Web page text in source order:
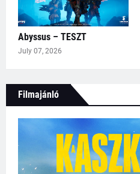
Abyssus – TESZT
July 07, 2026
Filmajánló